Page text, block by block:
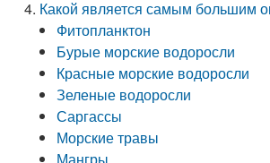
Какой является самым большим
Фитопланктон
Бурые морские водоросли
Красные морские водоросли
Зеленые водоросли
Саргассы
Морские травы